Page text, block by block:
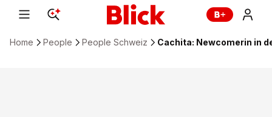
Home People People Schweiz Cachita: Newcomerin in